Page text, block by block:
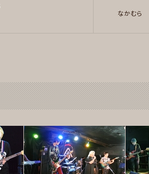
なかむら